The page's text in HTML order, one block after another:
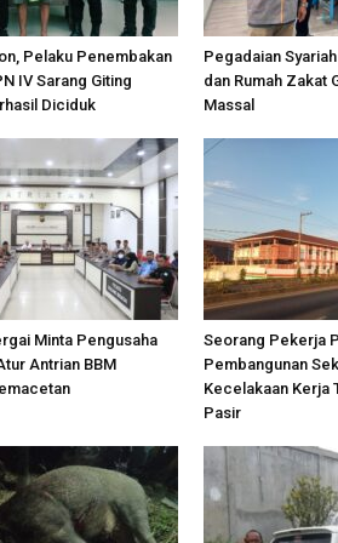
Pelaku Penembakan
IV Sarang Giting
Diciduk
Pegadaian
dan Rumah Zakat
Massal
Minta Pengusaha
Antrian BBM
Seorang Pekerja
Pembangunan
Kecelakaan Kerja
Pasir